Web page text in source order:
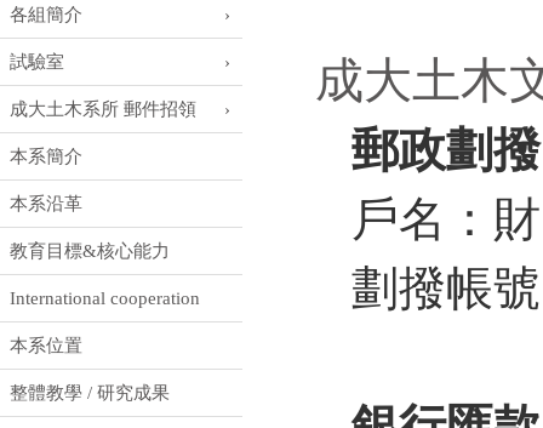
各組簡介
試驗室
成大土木系所 郵件招領
本系簡介
本系沿革
教育目標&核心能力
International cooperation
本系位置
整體教學 / 研究成果
成大土木
郵政劃撥
戶名：
劃撥帳